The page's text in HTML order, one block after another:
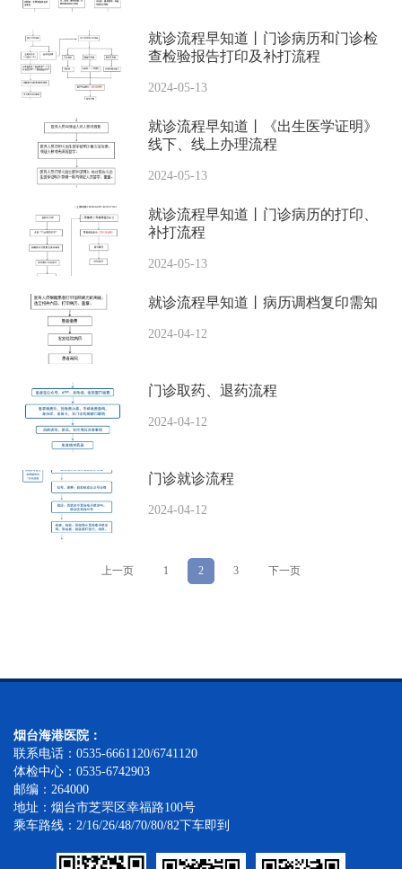
就诊流程早知道丨门诊病历和门诊检
查检验报告打印及补打流程
2024-05-13
就诊流程早知道丨《出生医学证明》
线下、线上办理流程
2024-05-13
就诊流程早知道丨门诊病历的打印、
补打流程
2024-05-13
就诊流程早知道丨病历调档复印需知
2024-04-12
门诊取药、退药流程
2024-04-12
门诊就诊流程
2024-04-12
上一页 1 2 3 下一页
烟台海港医院：
联系电话：0535-6661120/6741120
体检中心：0535-6742903
邮编：264000
地址：烟台市芝罘区幸福路100号
乘车路线：2/16/26/48/70/80/82下车即到